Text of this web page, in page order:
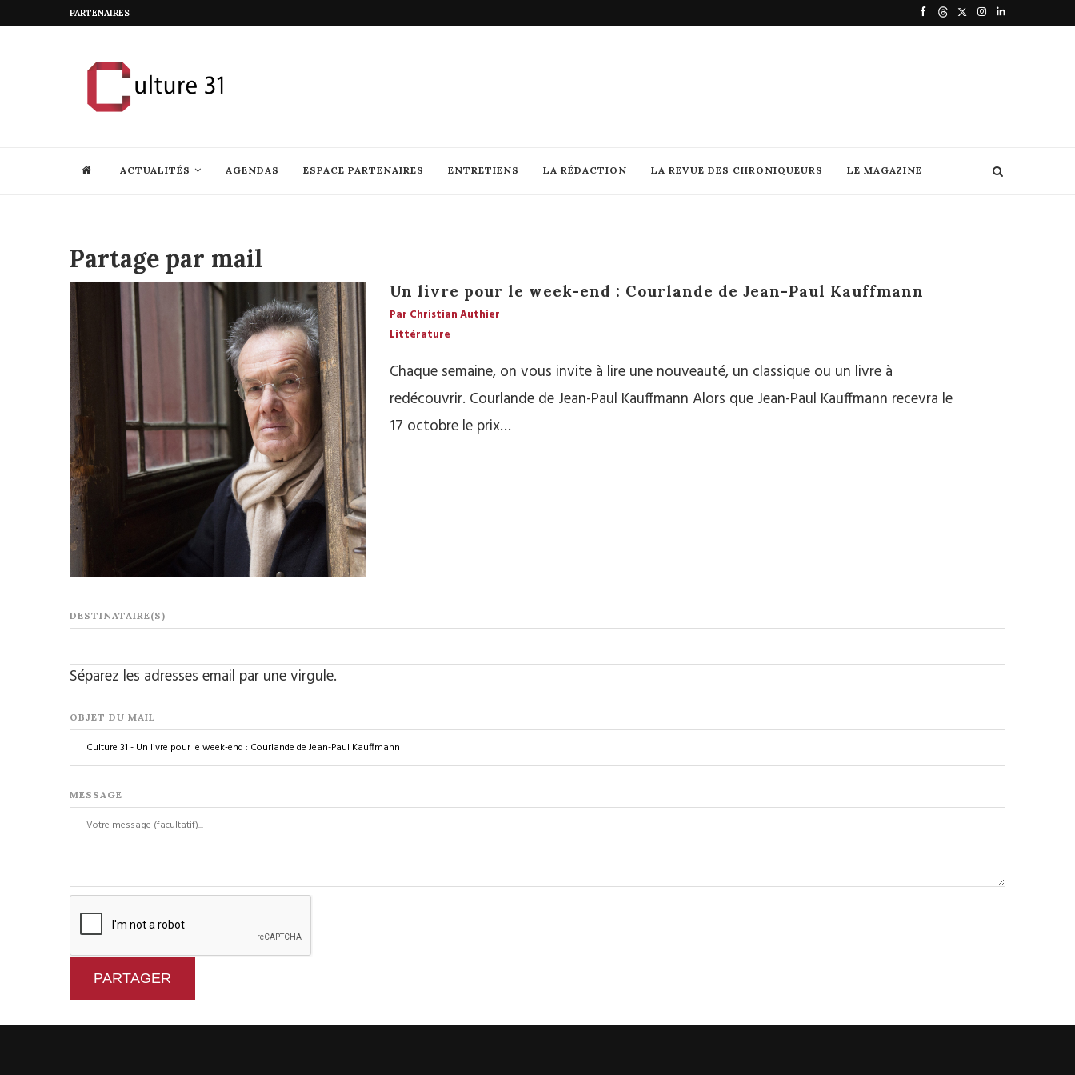
PARTENAIRES
ACTUALITÉS AGENDAS ESPACE PARTENAIRES ENTRETIENS LA RÉDACTION LA REVUE DES CHRONIQUEURS LE MAGAZINE
Partage par mail
Un livre pour le week-end : Courlande de Jean-Paul Kauffmann
Par Christian Authier
Littérature
Chaque semaine, on vous invite à lire une nouveauté, un classique ou un livre à
redécouvrir. Courlande de Jean-Paul Kauffmann Alors que Jean-Paul Kauffmann recevra le
17 octobre le prix…
DESTINATAIRE(S)
Séparez les adresses email par une virgule.
OBJET DU MAIL
MESSAGE
PARTAGER